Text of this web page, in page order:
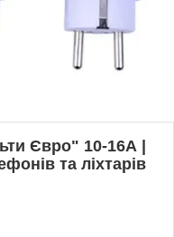
Євро" 10-16А |
та ліхтарів